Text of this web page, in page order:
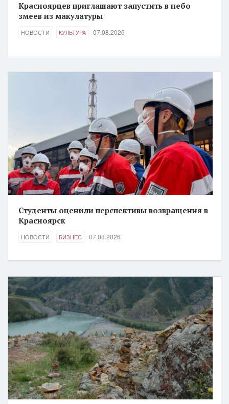
Красноярцев приглашают запустить в небо
змеев из макулатуры
НОВОСТИ КУЛЬТУРА 07.08.2026
Студенты оценили перспективы возвращения в
Красноярск
НОВОСТИ БИЗНЕС 07.08.2026